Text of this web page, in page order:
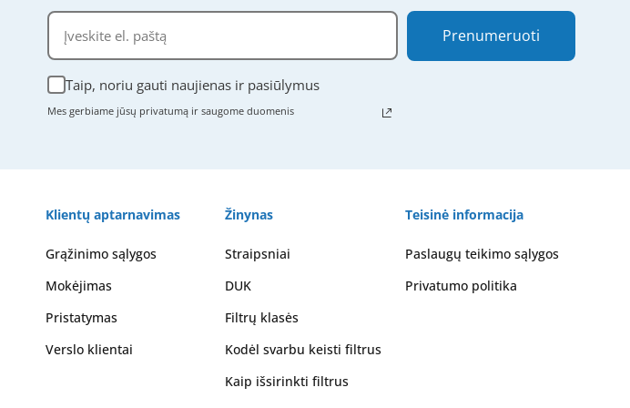
Taip, noriu gauti naujienas ir pasiūlymus
Mes gerbiame jūsų privatumą ir saugome duomenis
Prenumeruoti
Klientų aptarnavimas
Grąžinimo sąlygos
Mokėjimas
Pristatymas
Verslo klientai
Žinynas
Straipsniai
DUK
Filtrų klasės
Kodėl svarbu keisti filtrus
Kaip išsirinkti filtrus
Teisinė informacija
Paslaugų teikimo sąlygos
Privatumo politika